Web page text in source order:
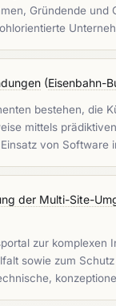
Gründende
(Eisenbahn-
bestehen,
mittels
von Software
der Multi-Site-
zur
sowie zum